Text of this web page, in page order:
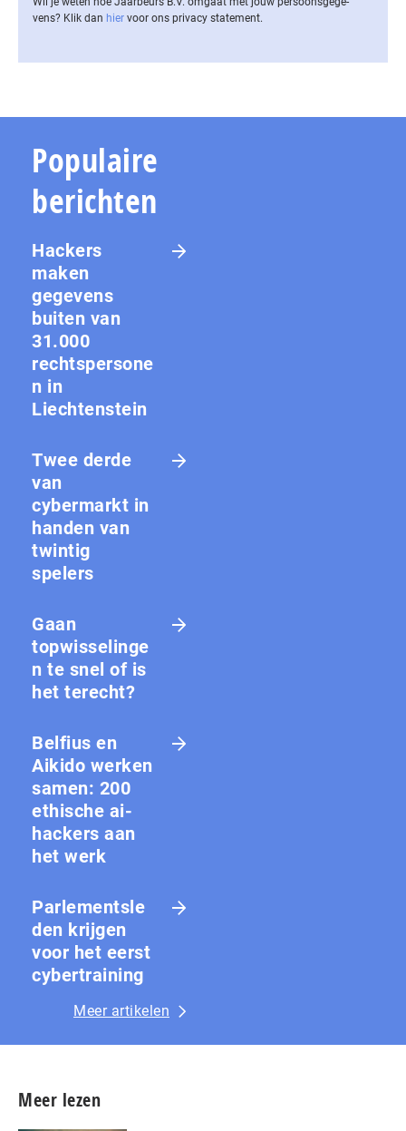
vens? Klik dan hier voor ons privacy statement.
Populaire
berichten
Hackers
maken
gegevens
buiten van
31.000
rechtspersone
n in
Liechtenstein
Twee derde
van
cybermarkt in
handen van
twintig
spelers
Gaan
topwisselinge
n te snel of is
het terecht?
Belfius en
Aikido werken
samen: 200
ethische ai-
hackers aan
het werk
Parlementsle
den krijgen
voor het eerst
cybertraining
Meer artikelen
Meer lezen